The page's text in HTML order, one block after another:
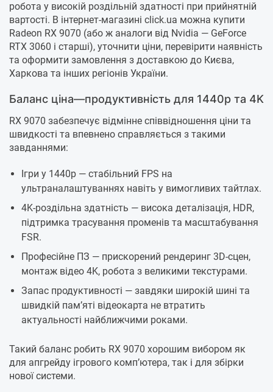
робота у високій роздільній здатності при прийнятній
вартості. В інтернет-магазині click.ua можна купити
Radeon RX 9070 (або ж аналоги від Nvidia — GeForce
RTX 3060 і старші), уточнити ціни, перевірити наявність
та оформити замовлення з доставкою до Києва,
Харкова та інших регіонів України.
Баланс ціна—продуктивність для 1440p та 4K
RX 9070 забезпечує відмінне співвідношення ціни та
швидкості та впевнено справляється з такими
завданнями:
Ігри у 1440p — стабільний FPS на
ультраналаштуваннях навіть у вимогливих тайтлах.
4K-роздільна здатність — висока деталізація, HDR,
підтримка трасування променів та масштабування
FSR.
Професійне ПЗ — прискорений рендеринг 3D-сцен,
монтаж відео 4K, робота з великими текстурами.
Запас продуктивності — завдяки широкій шині та
швидкій пам’яті відеокарта не втратить
актуальності найближчими роками.
Такий баланс робить RX 9070 хорошим вибором як
для апгрейду ігрового комп’ютера, так і для збірки
нової системи.